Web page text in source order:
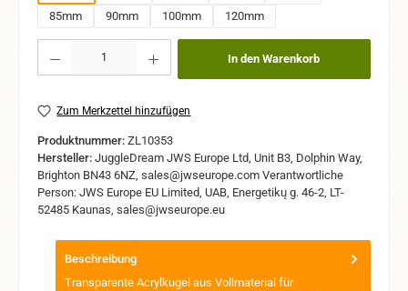
85mm
90mm 100mm 120mm
In den Warenkorb
Zum Merkzettel hinzufügen
Produktnummer: ZL10353
Hersteller: JuggleDream JWS Europe Ltd, Unit B3, Dolphin Way,
Brighton BN43 6NZ, sales@jwseurope.com Verantwortliche
Person: JWS Europe EU Limited, UAB, Energetikų g. 46-2, LT-
52485 Kaunas, sales@jwseurope.eu
Beschreibung
Transparente Acrylkugel aus Vollmaterial für